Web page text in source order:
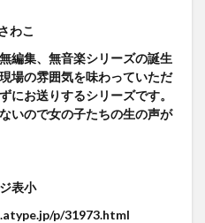
わこ
編集、無音楽シリーズの誕生
場の雰囲気を味わっていただ
にお送りするシリーズです。
いので女の子たちの生の声が
表小
p/31973.html